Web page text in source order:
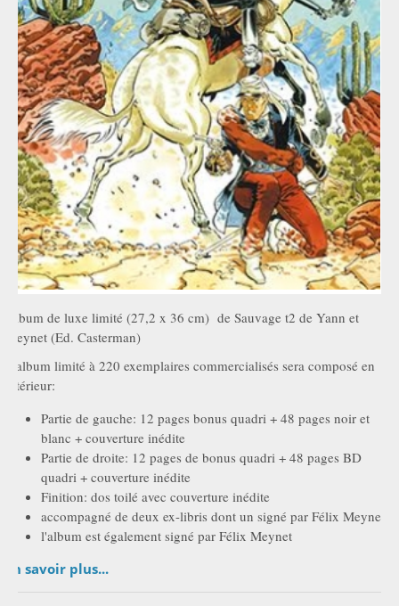
Album de luxe limité (27,2 x 36 cm) de Sauvage t2 de Yann et
Meynet (Ed. Casterman)
L'album limité à 220 exemplaires commercialisés sera composé en
intérieur:
Partie de gauche: 12 pages bonus quadri + 48 pages noir et
blanc + couverture inédite
Partie de droite: 12 pages de bonus quadri + 48 pages BD
quadri + couverture inédite
Finition: dos toilé avec couverture inédite
accompagné de deux ex-libris dont un signé par Félix Meynet
l'album est également signé par Félix Meynet
En savoir plus...